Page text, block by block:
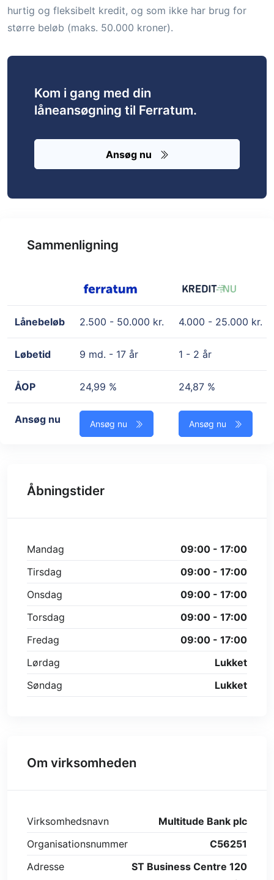
hurtig og fleksibelt kredit, og som ikke har brug for
større beløb (maks. 50.000 kroner).
Kom i gang med din
låneansøgning til Ferratum.
Ansøg nu
Sammenligning
Lånebeløb 2.500 - 50.000 kr. 4.000 - 25.000 kr.
Løbetid 9 md. - 17 år 1 - 2 år
ÅOP 24,99 % 24,87 %
Ansøg nu Ansøg nu Ansøg nu
Åbningstider
Mandag
09:00 - 17:00
Tirsdag
09:00 - 17:00
Onsdag
09:00 - 17:00
Torsdag
09:00 - 17:00
Fredag
09:00 - 17:00
Lørdag
Lukket
Søndag
Lukket
Om virksomheden
Virksomhedsnavn
Multitude Bank plc
Organisationsnummer
C56251
Adresse
ST Business Centre 120